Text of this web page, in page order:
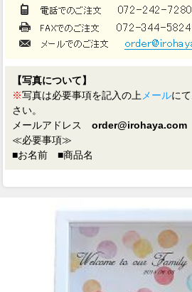
【写真について】
※写真は必要事項を記入の上メールに
さい。
メールアドレス order@irohaya.com
≪必要事項≫
■お名前 ■商品名